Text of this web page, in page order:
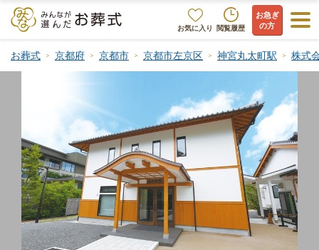
お気に入り 閲覧履歴
お急ぎ
の方
お葬式 京都府 京都市 京都市左京区 神宮丸太町駅 株式